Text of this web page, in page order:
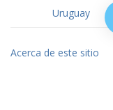
Uruguay
Acerca de este sitio